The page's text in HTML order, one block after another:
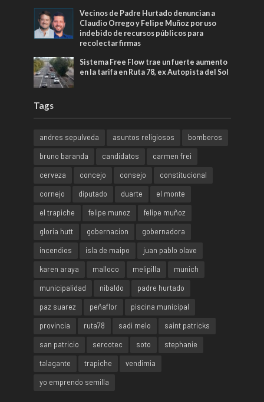
Vecinos de Padre Hurtado denuncian a
Claudio Orrego y Felipe Muñoz por uso
indebido de recursos públicos para
recolectar firmas
Sistema Free Flow trae un fuerte aumento
en la tarifa en Ruta 78, ex Autopista del Sol
Tags
andres sepulveda asuntos religiosos
bomberos
bruno baranda
candidatos
carmen frei
cerveza
concejo consejo
constitucional
cornejo
diputado duarte
el monte
el trapiche
felipe munoz
felipe muñoz
gloria hutt
gobernacion
gobernadora
incendios
isla de maipo
juan pablo olave
karen araya
malloco melipilla
munich
municipalidad
nibaldo
padre hurtado
paz suarez
peñaflor
piscina municipal
provincia
ruta78 sadi melo
saint patricks
san patricio
sercotec soto
stephanie
talagante
trapiche
vendimia
yo emprendo semilla